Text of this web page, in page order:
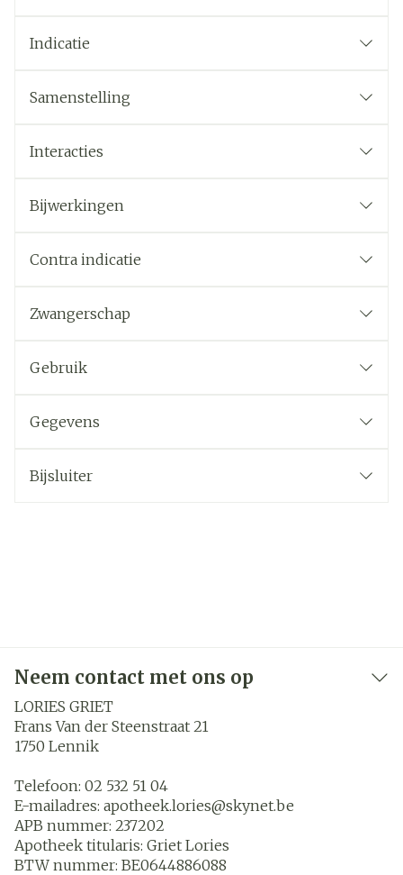
Indicatie
Samenstelling
Interacties
Bijwerkingen
Contra indicatie
Zwangerschap
Gebruik
Gegevens
Bijsluiter
Neem contact met ons op
LORIES GRIET
Frans Van der Steenstraat 21
1750 Lennik
Telefoon: 02 532 51 04
E-mailadres: apotheek.lories@skynet.be
APB nummer: 237202
Apotheek titularis: Griet Lories
BTW nummer: BE0644886088